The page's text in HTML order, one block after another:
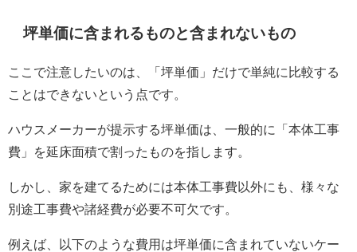
坪単価に含まれるものと含まれないもの
ここで注意したいのは、「坪単価」だけで単純に比較する
ことはできないという点です。
ハウスメーカーが提示する坪単価は、一般的に「本体工事
費」を延床面積で割ったものを指します。
しかし、家を建てるためには本体工事費以外にも、様々な
別途工事費や諸経費が必要不可欠です。
例えば、以下のような費用は坪単価に含まれていないケー